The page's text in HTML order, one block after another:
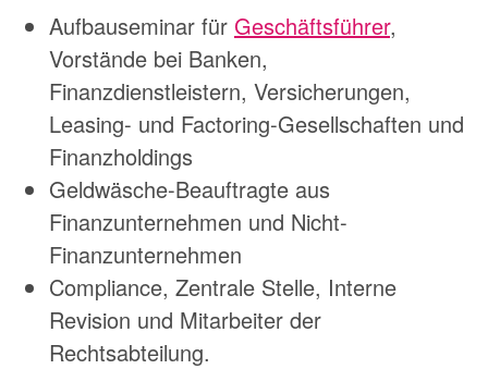
Aufbauseminar für Geschäftsführer,
Vorstände bei Banken,
Finanzdienstleistern, Versicherungen,
Leasing- und Factoring-Gesellschaften und
Finanzholdings
Geldwäsche-Beauftragte aus
Finanzunternehmen und Nicht-
Finanzunternehmen
Compliance, Zentrale Stelle, Interne
Revision und Mitarbeiter der
Rechtsabteilung.